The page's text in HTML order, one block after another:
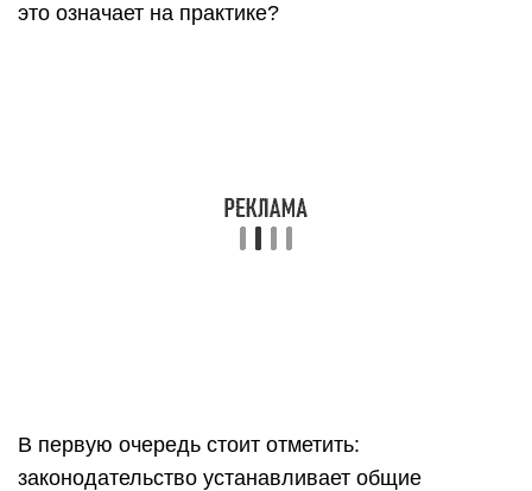
это означает на практике?
В первую очередь стоит отметить:
законодательство устанавливает общие